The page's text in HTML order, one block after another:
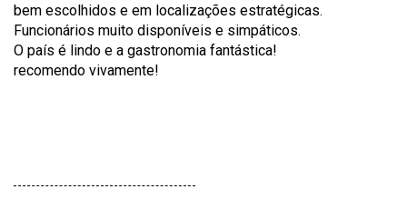
bem escolhidos e em localizações estratégicas.
Funcionários muito disponíveis e simpáticos.
O país é lindo e a gastronomia fantástica!
recomendo vivamente!